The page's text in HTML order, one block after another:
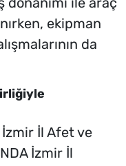
ekipman
da
İl Afet ve
İzmir İl